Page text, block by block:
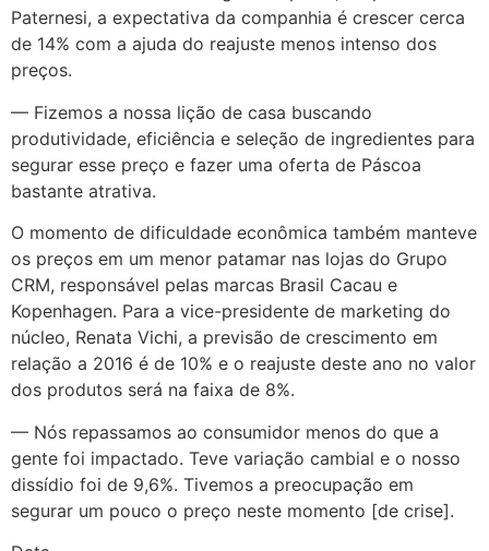
Paternesi, a expectativa da companhia é crescer cerca
de 14% com a ajuda do reajuste menos intenso dos
preços.
— Fizemos a nossa lição de casa buscando
produtividade, eficiência e seleção de ingredientes para
segurar esse preço e fazer uma oferta de Páscoa
bastante atrativa.
O momento de dificuldade econômica também manteve
os preços em um menor patamar nas lojas do Grupo
CRM, responsável pelas marcas Brasil Cacau e
Kopenhagen. Para a vice-presidente de marketing do
núcleo, Renata Vichi, a previsão de crescimento em
relação a 2016 é de 10% e o reajuste deste ano no valor
dos produtos será na faixa de 8%.
— Nós repassamos ao consumidor menos do que a
gente foi impactado. Teve variação cambial e o nosso
dissídio foi de 9,6%. Tivemos a preocupação em
segurar um pouco o preço neste momento [de crise].